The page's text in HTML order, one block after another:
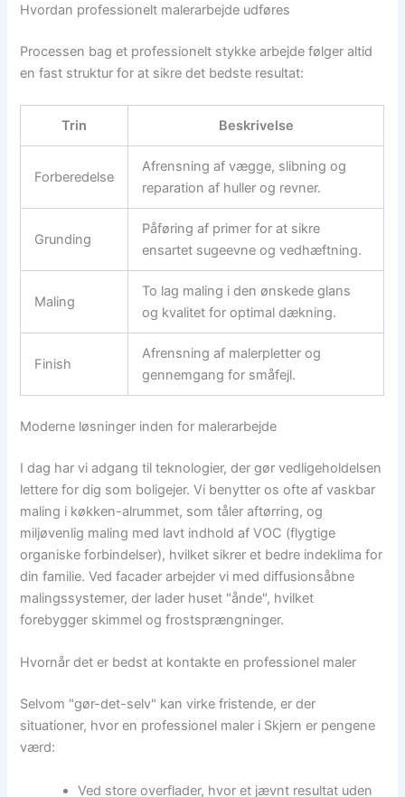
Hvordan professionelt malerarbejde udføres
Processen bag et professionelt stykke arbejde følger altid
en fast struktur for at sikre det bedste resultat:
Trin Beskrivelse
Forberedelse
Afrensning af vægge, slibning og
reparation af huller og revner.
Grunding
Påføring af primer for at sikre
ensartet sugeevne og vedhæftning.
Maling
To lag maling i den ønskede glans
og kvalitet for optimal dækning.
Finish
Afrensning af malerpletter og
gennemgang for småfejl.
Moderne løsninger inden for malerarbejde
I dag har vi adgang til teknologier, der gør vedligeholdelsen
lettere for dig som boligejer. Vi benytter os ofte af vaskbar
maling i køkken-alrummet, som tåler aftørring, og
miljøvenlig maling med lavt indhold af VOC (flygtige
organiske forbindelser), hvilket sikrer et bedre indeklima for
din familie. Ved facader arbejder vi med diffusionsåbne
malingssystemer, der lader huset "ånde", hvilket
forebygger skimmel og frostsprængninger.
Hvornår det er bedst at kontakte en professionel maler
Selvom "gør-det-selv" kan virke fristende, er der
situationer, hvor en professionel maler i Skjern er pengene
værd:
Ved store overflader, hvor et jævnt resultat uden